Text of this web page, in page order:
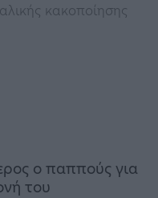
κακοποίησης
ο παππούς για
του